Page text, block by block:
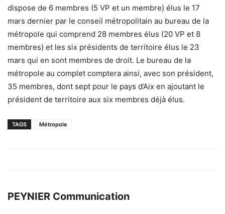
dispose de 6 membres (5 VP et un membre) élus le 17
mars dernier par le conseil métropolitain au bureau de la
métropole qui comprend 28 membres élus (20 VP et 8
membres) et les six présidents de territoire élus le 23
mars qui en sont membres de droit. Le bureau de la
métropole au complet comptera ainsi, avec son président,
35 membres, dont sept pour le pays d’Aix en ajoutant le
président de territoire aux six membres déjà élus.
TAGS Métropole
PEYNIER Communication